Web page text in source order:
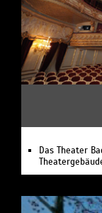
Das Theater